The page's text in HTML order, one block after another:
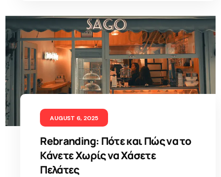
AUGUST 6, 2025
Rebranding: Πότε και Πώς να το
Κάνετε Χωρίς να Χάσετε
Πελάτες